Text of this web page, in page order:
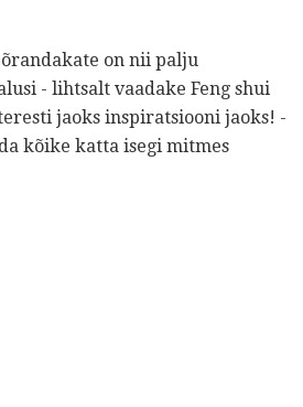
on nii palju
- lihtsalt vaadake Feng shui
jaoks inspiratsiooni jaoks! -
kõike katta isegi mitmes